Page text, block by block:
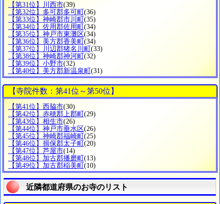
【第31位】川西市(39)
【第32位】多可郡多可町 (36)
【第33位】神崎郡市川町 (35)
【第34位】佐用郡佐用町 (34)
【第35位】神戸市東灘区(34)
【第36位】美方郡香美町 (34)
【第37位】川辺郡猪名川町 (33)
【第38位】神崎郡神河町 (32)
【第39位】小野市(32)
【第40位】美方郡新温泉町 (31)
【寺院件数：第41位～第50位】
【第41位】西脇市(30)
【第42位】赤穂郡上郡町(29)
【第43位】相生市(26)
【第44位】神戸市垂水区(26)
【第45位】神崎郡福崎町(25)
【第46位】揖保郡太子町(20)
【第47位】芦屋市(14)
【第48位】加古郡播磨町(13)
【第49位】加古郡稲美町(10)
近隣都道府県のお寺のリスト